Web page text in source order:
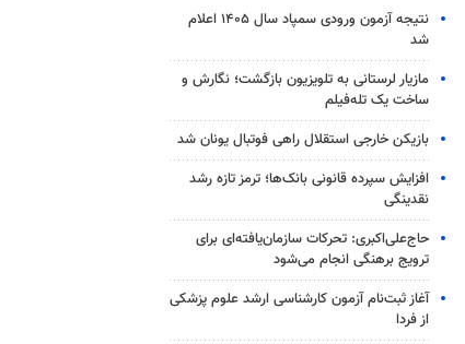
نتیجه آزمون ورودی سمپاد سال ۱۴۰۵ اعلام
شد
مازیار لرستانی به تلویزیون بازگشت؛ نگارش و
ساخت یک تله‌فیلم
بازیکن خارجی استقلال راهی فوتبال یونان شد
افزایش سپرده قانونی بانک‌ها؛ ترمز تازه رشد
نقدینگی
حاج‌علی‌اکبری: تحرکات سازمان‌یافته‌ای برای
ترویج برهنگی انجام می‌شود
آغاز ثبت‌نام‌ آزمون کارشناسی ارشد علوم پزشکی
از فردا